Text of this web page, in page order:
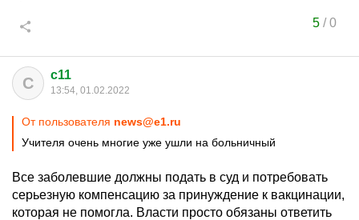
5/0
C c11
13:54, 01.02.2022
От пользователя news@e1.ru
Учителя очень многие уже ушли на больничный
Все заболевшие должны подать в суд и потребовать
серьезную компенсацию за принуждение к вакцинации,
которая не помогла. Власти просто обязаны ответить